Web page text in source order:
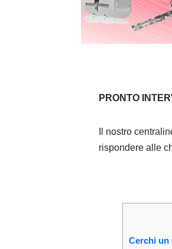
PRONTO
Il nostro
rispondere alle
Cerchi un